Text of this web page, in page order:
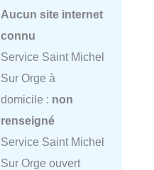
Aucun site internet
connu
Service Saint Michel
Sur Orge à
domicile : non
renseigné
Service Saint Michel
Sur Orge ouvert